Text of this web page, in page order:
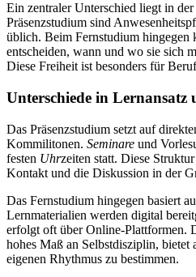
Ein zentraler Unterschied liegt in der
Präsenzstudium sind
üblich. Beim Fernstudium hingegen
entscheiden, wann und wo sie sich
Diese Freiheit ist besonders für
Unterschiede in
Das Präsenzstudium setzt auf
Kommilitonen. Seminare und
festen Uhrzeiten statt. Diese
Kontakt und die Diskussion in der
Das Fernstudium hingegen basiert
Lernmaterialien werden digital
erfolgt oft über Online-Plattformen.
hohes Maß an Selbstdisziplin, bietet
eigenen Rhythmus zu bestimmen.